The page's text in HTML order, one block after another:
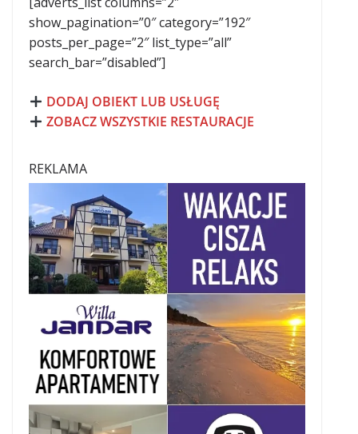
show_pagination=”0″ category=”192″
posts_per_page=”2″ list_type=”all”
search_bar=”disabled”]
DODAJ OBIEKT LUB USŁUGĘ
ZOBACZ WSZYSTKIE RESTAURACJE
REKLAMA